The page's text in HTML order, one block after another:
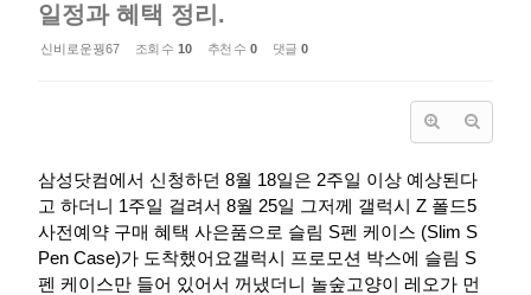
일정과 혜택 정리.
신비로운꿩67 조회 수 10 추천 수 0 댓글 0
삼성닷컴에서 신청하던 8월 18일은 2주일 이상 예상된다
고 하더니 1주일 걸려서 8월 25일 그저께 갤럭시 Z 폴드5
사전예약 구매 혜택 사은품으로 슬림 S펜 케이스 (Slim S
Pen Case)가 도착했어요​​​​​​갤럭시 프로모션 박스에 슬림 S
펜 케이스만 들어 있어서 꺼냈더니 놀숲고양이 레오가 먼